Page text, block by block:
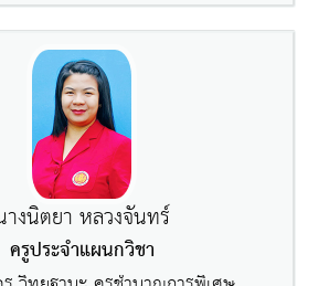
งนิตยา หลวงจันทร์
ครูประจำแผนกวิชา